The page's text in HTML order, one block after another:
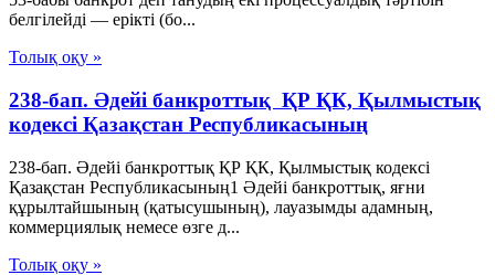
белгілейді — ерікті (бо...
Толық оқу »
238-бап. Әдейi банкроттық ҚР ҚК, Қылмыстық
кодексi Қазақстан Республикасының
238-бап. Әдейi банкроттық ҚР ҚК, Қылмыстық кодексi
Қазақстан Республикасының1 Әдейі банкроттық, яғни
құрылтайшының (қатысушының), лауазымды адамның,
коммерциялық немесе өзге д...
Толық оқу »